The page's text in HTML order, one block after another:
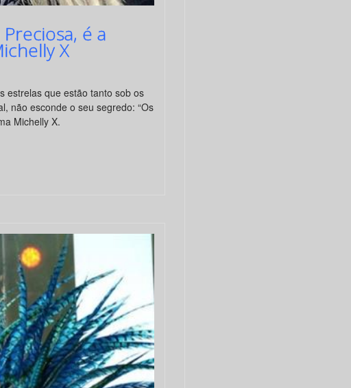
é a
X
estrelas que estão tanto sob os
não esconde o seu segredo: “Os
Michelly X.